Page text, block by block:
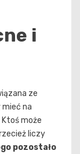
i
ze
na
Ktoś może
liczy
pozostało